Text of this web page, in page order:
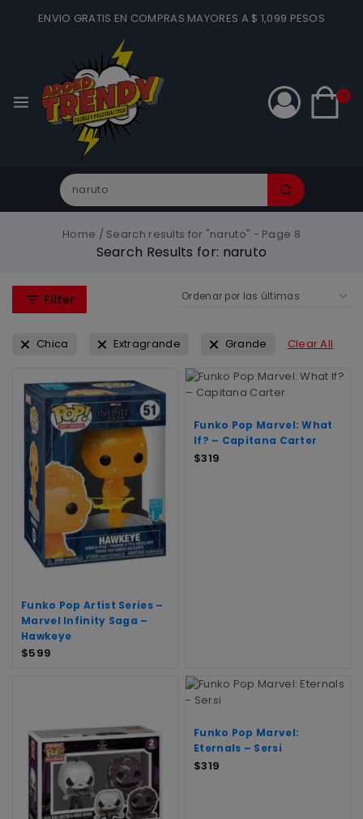
ENVIO GRATIS EN COMPRAS MAYORES A $ 1,099 PESOS
0
Home / Search results for "naruto" - Page 8
Search Results for: naruto
Filter
Chica Extragrande Grande Clear All
Funko Pop Artist Series –
Marvel Infinity Saga –
Hawkeye
$599
Funko Pop Marvel: What
If? – Capitana Carter
$319
Funko Pop Marvel:
Eternals – Sersi
$319